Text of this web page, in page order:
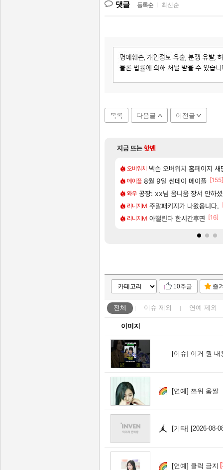
댓글 등록순 최신순
목록 다음글 이전글
지금 뜨는핫벤
오버워치 넥슨 오버워치 홈페이지 새
메이플 8월 9일 썬데이 메이플 [155]
와우 공장: xx님 옴니움 장서 안하
리니지M 주말패키지가 나왔읍니다.
리니지M 아떨린다 한시간후면 [16]
아스오라 아사쿠라 마이 성우 정보
아스오라 아스오라 성우 정보 및 출연
아스오라 아키츠 아키나 성우 정보
비스트 모든 성소 위치 공략 (40개)
리밋제로 프롤로그 테스트를 마치
10추글 즐
전체 이슈 제외 연예 제외
이미지
[이슈] 이거 뭔 내
[연예] 쯔위 움짤
[기타] [2026-08-
[연예] 클릭 금지